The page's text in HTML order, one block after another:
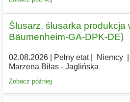
Ślusarz, ślusarka produkcja
Bäumenheim-GA-DPK-DE)
02.08.2026| Pełny etat| Niemcy
Marzena Biłas - Jaglińska
Zobacz później